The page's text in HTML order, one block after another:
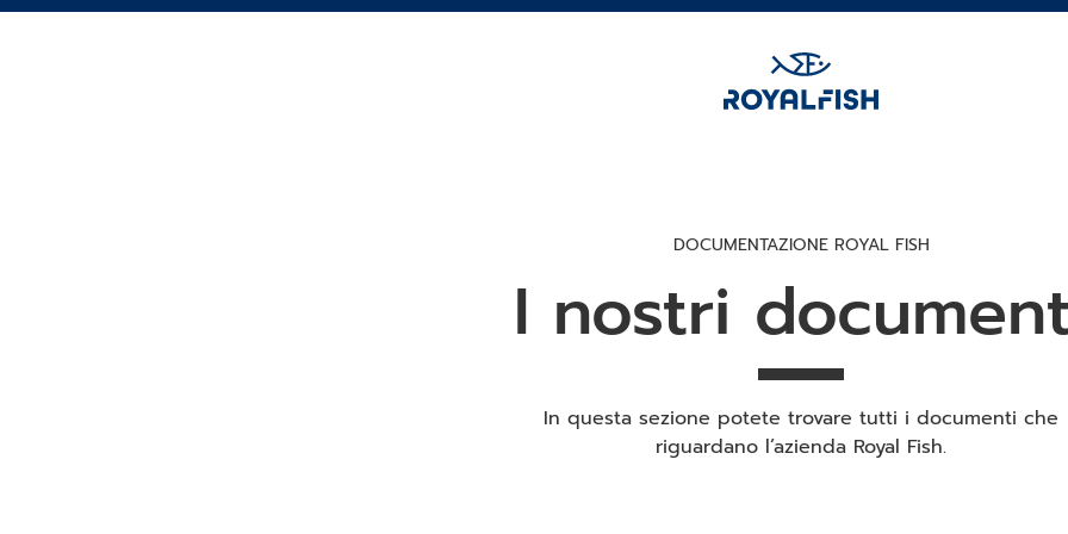
DOCUMENTAZIONE ROYAL FISH
I nostri
In questa sezione potete trovare tutti i documenti che
riguardano l’azienda Royal Fish.